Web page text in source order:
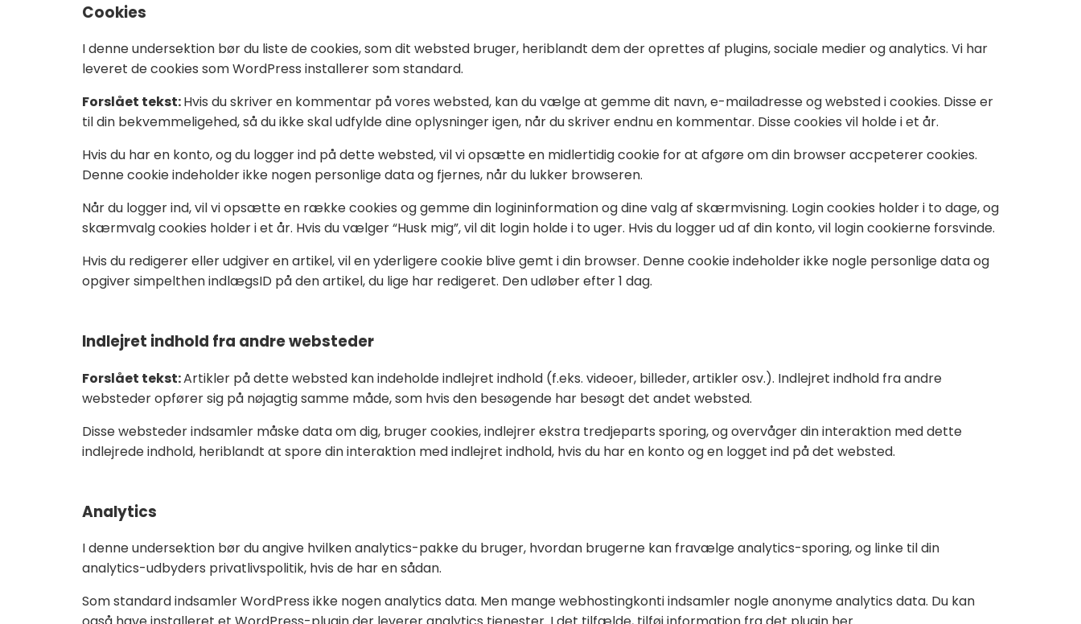
Cookies
I denne undersektion bør du liste de cookies, som dit websted bruger, heriblandt dem der oprettes af plugins, sociale medier og analytics. Vi har
leveret de cookies som WordPress installerer som standard.
Forslået tekst:Hvis du skriver en kommentar på vores websted, kan du vælge at gemme dit navn, e-mailadresse og websted i cookies. Disse er
til din bekvemmeligehed, så du ikke skal udfylde dine oplysninger igen, når du skriver endnu en kommentar. Disse cookies vil holde i et år.
Hvis du har en konto, og du logger ind på dette websted, vil vi opsætte en midlertidig cookie for at afgøre om din browser accpeterer cookies.
Denne cookie indeholder ikke nogen personlige data og fjernes, når du lukker browseren.
Når du logger ind, vil vi opsætte en række cookies og gemme din logininformation og dine valg af skærmvisning. Login cookies holder i to dage, og
skærmvalg cookies holder i et år. Hvis du vælger “Husk mig”, vil dit login holde i to uger. Hvis du logger ud af din konto, vil login cookierne forsvinde.
Hvis du redigerer eller udgiver en artikel, vil en yderligere cookie blive gemt i din browser. Denne cookie indeholder ikke nogle personlige data og
opgiver simpelthen indlægsID på den artikel, du lige har redigeret. Den udløber efter 1 dag.
Indlejret indhold fra andre websteder
Forslået tekst:Artikler på dette websted kan indeholde indlejret indhold (f.eks. videoer, billeder, artikler osv.). Indlejret indhold fra andre
websteder opfører sig på nøjagtig samme måde, som hvis den besøgende har besøgt det andet websted.
Disse websteder indsamler måske data om dig, bruger cookies, indlejrer ekstra tredjeparts sporing, og overvåger din interaktion med dette
indlejrede indhold, heriblandt at spore din interaktion med indlejret indhold, hvis du har en konto og en logget ind på det websted.
Analytics
I denne undersektion bør du angive hvilken analytics-pakke du bruger, hvordan brugerne kan fravælge analytics-sporing, og linke til din
analytics-udbyders privatlivspolitik, hvis de har en sådan.
Som standard indsamler WordPress ikke nogen analytics data. Men mange webhostingkonti indsamler nogle anonyme analytics data. Du kan